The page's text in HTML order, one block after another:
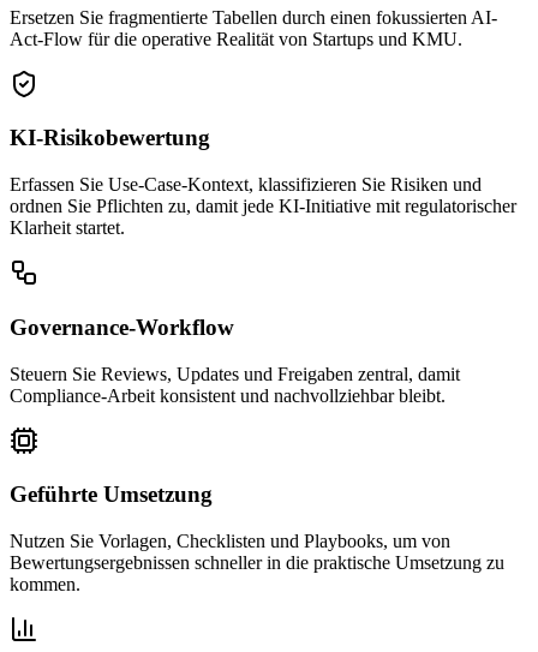
Ersetzen Sie fragmentierte Tabellen durch einen fokussierten AI-
Act-Flow für die operative Realität von Startups und KMU.
KI-Risikobewertung
Erfassen Sie Use-Case-Kontext, klassifizieren Sie Risiken und
ordnen Sie Pflichten zu, damit jede KI-Initiative mit regulatorischer
Klarheit startet.
Governance-Workflow
Steuern Sie Reviews, Updates und Freigaben zentral, damit
Compliance-Arbeit konsistent und nachvollziehbar bleibt.
Geführte Umsetzung
Nutzen Sie Vorlagen, Checklisten und Playbooks, um von
Bewertungsergebnissen schneller in die praktische Umsetzung zu
kommen.